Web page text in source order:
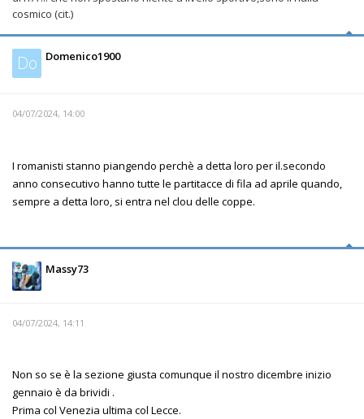
cosmico (cit.)
Do Domenico1900
04/07/2024, 14:00
I romanisti stanno piangendo perchè a detta loro per il.secondo
anno consecutivo hanno tutte le partitacce di fila ad aprile quando,
sempre a detta loro, si entra nel clou delle coppe.
Massy73
04/07/2024, 14:11
Non so se è la sezione giusta comunque il nostro dicembre inizio
gennaio è da brividi .
Prima col Venezia ultima col Lecce.